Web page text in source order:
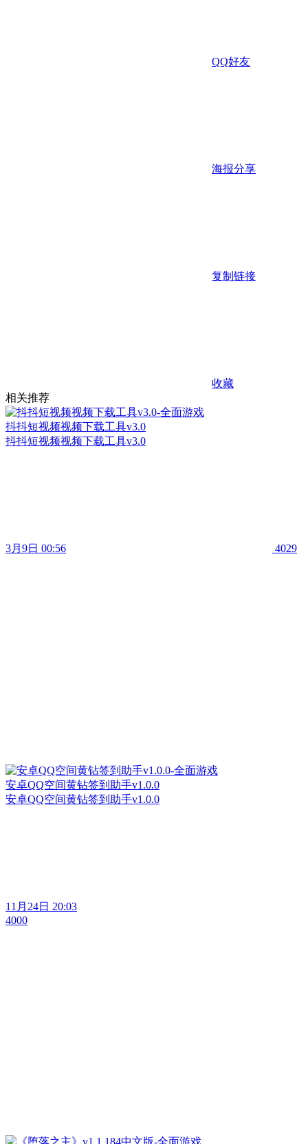
QQ好友
海报分享
复制链接
收藏
相关推荐
抖抖短视频视频下载工具v3.0
抖抖短视频视频下载工具v3.0
3月9日 00:56 4029
安卓QQ空间黄钻签到助手v1.0.0
安卓QQ空间黄钻签到助手v1.0.0
11月24日 20:03
4000